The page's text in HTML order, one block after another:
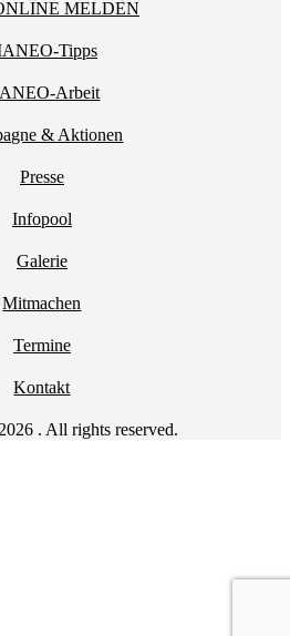
MELDEN
Tipps
Arbeit
& Aktionen
Presse
Infopool
Galerie
Mitmachen
Termine
Kontakt
. All rights reserved.